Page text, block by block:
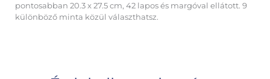
pontosabban 20.3 x 27.5 cm, 42 lapos és margóval ellátott. 9
különböző minta közül választhatsz.